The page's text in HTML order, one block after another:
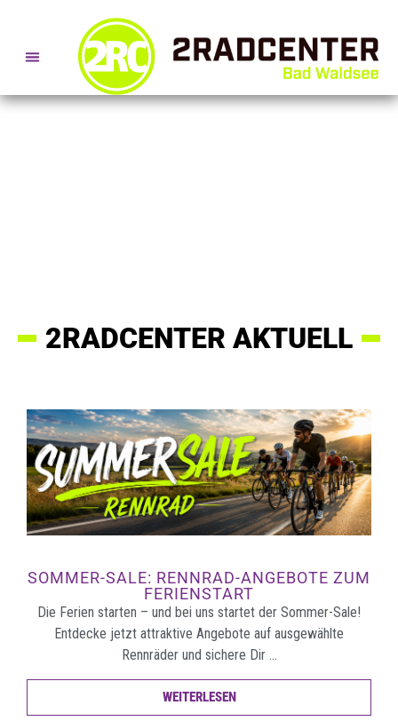
2RADCENTER AKTUELL
SOMMER-SALE: RENNRAD-ANGEBOTE ZUM
FERIENSTART
Die Ferien starten – und bei uns startet der Sommer-Sale!
Entdecke jetzt attraktive Angebote auf ausgewählte
Rennräder und sichere Dir …
WEITERLESEN